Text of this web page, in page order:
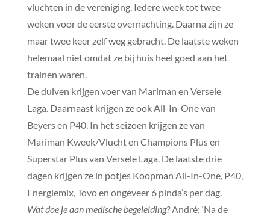
vluchten in de vereniging. Iedere week tot twee
weken voor de eerste overnachting. Daarna zijn ze
maar twee keer zelf weg gebracht. De laatste weken
helemaal niet omdat ze bij huis heel goed aan het
trainen waren.
De duiven krijgen voer van Mariman en Versele
Laga. Daarnaast krijgen ze ook All-In-One van
Beyers en P40. In het seizoen krijgen ze van
Mariman Kweek/Vlucht en Champions Plus en
Superstar Plus van Versele Laga. De laatste drie
dagen krijgen ze in potjes Koopman All-In-One, P40,
Energiemix, Tovo en ongeveer 6 pinda’s per dag.
Wat doe je aan medische begeleiding?André: ‘Na de